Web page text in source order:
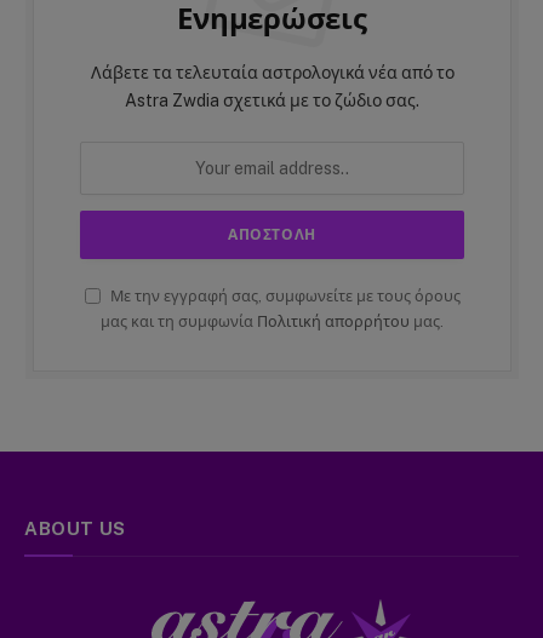
Ενημερώσεις
Λάβετε τα τελευταία αστρολογικά νέα από το
Astra Zwdia σχετικά με το ζώδιο σας.
Με την εγγραφή σας, συμφωνείτε με τους όρους
μας και τη συμφωνία Πολιτική απορρήτου μας.
ABOUT US